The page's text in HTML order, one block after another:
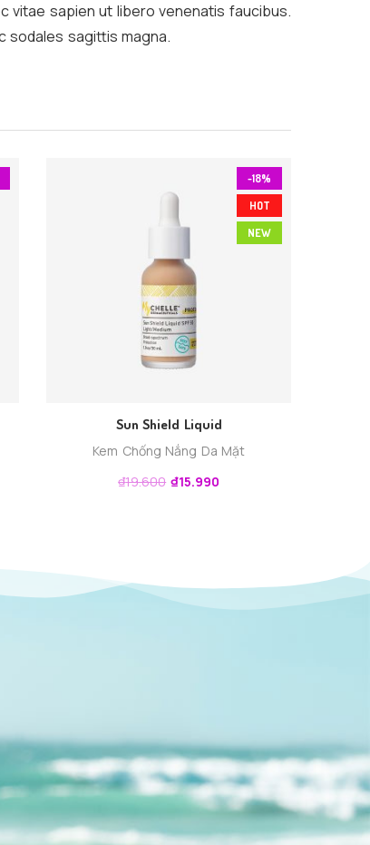
vitae sapien ut libero venenatis faucibus.
sodales sagittis magna.
-18%
HOT
NEW
Sun Shield Liquid
Kem Chống Nắng Da Mặt
₫19.600 ₫15.990